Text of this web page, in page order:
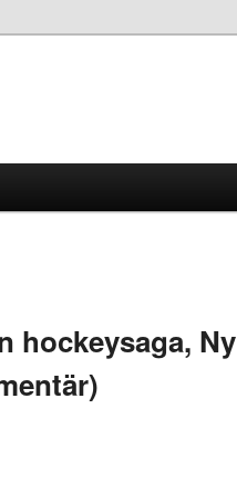
hockeysaga, Ny